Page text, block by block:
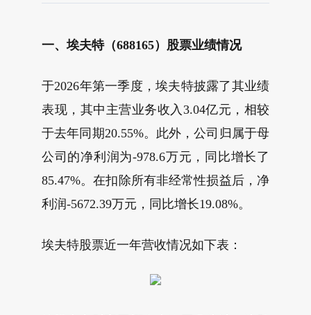
一、埃夫特（688165）股票业绩情况
于2026年第一季度，埃夫特披露了其业绩
表现，其中主营业务收入3.04亿元，相较
于去年同期20.55%。此外，公司归属于母
公司的净利润为-978.6万元，同比增长了
85.47%。在扣除所有非经常性损益后，净
利润-5672.39万元，同比增长19.08%。
埃夫特股票近一年营收情况如下表：